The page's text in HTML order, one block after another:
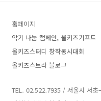
홈페이지
악기 나눔 캠페인, 올키즈기프트
올키즈스터디 창작동시대회
올키즈스트라 블로그
TEL. 02.522.7935 / 서울시 서초